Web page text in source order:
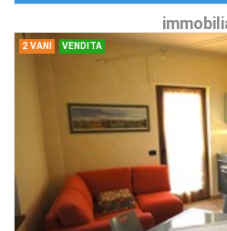
2 VANI VENDITA